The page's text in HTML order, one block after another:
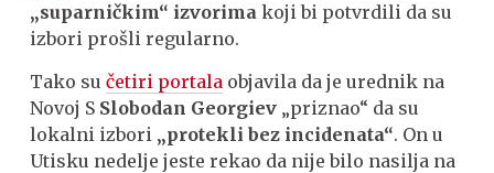
„suparničkim“ izvorimakoji bi potvrdili da su
izbori prošli regularno.
Tako sučetiri portala objavila da je urednik na
Novoj S Slobodan Georgiev „priznao“ da su
lokalni izbori „protekli bez incidenata“. On u
Utisku nedelje jeste rekao da nije bilo nasilja na